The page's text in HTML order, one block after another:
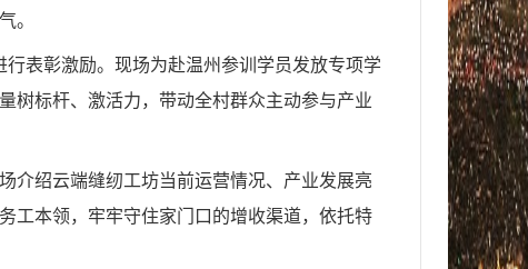
。
表彰激励。现场为赴温州参训学员发放专项学
树标杆、激活力，带动全村群众主动参与产业
介绍云端缝纫工坊当前运营情况、产业发展亮
工本领，牢牢守住家门口的增收渠道，依托特